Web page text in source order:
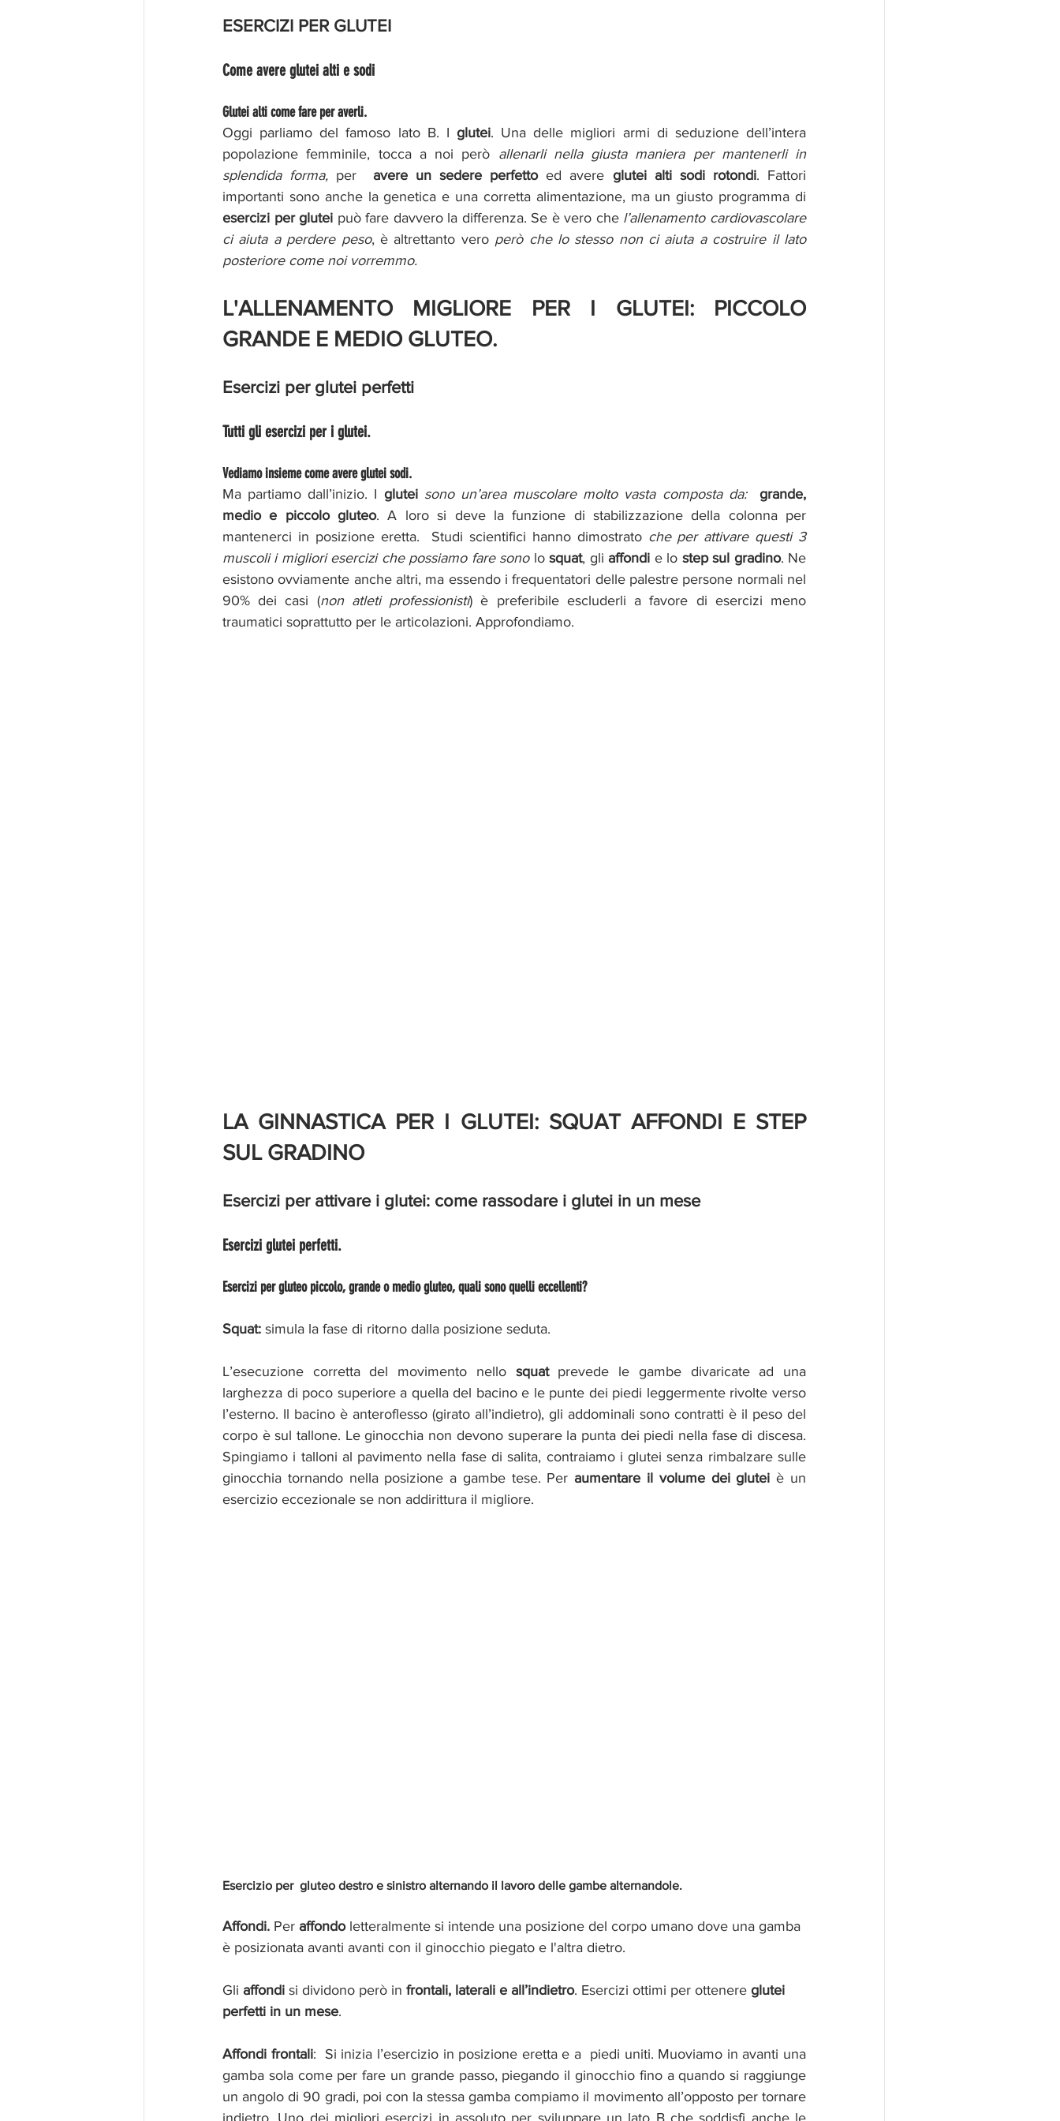
ESERCIZI PER GLUTEI
Come avere glutei alti e sodi
Glutei alti come fare per averli.
Oggi parliamo del famoso lato B. I glutei. Una delle migliori armi di seduzione dell’intera
popolazione femminile, tocca a noi però allenarli nella giusta maniera per mantenerli in
splendida forma, per avere un sedere perfetto ed avere glutei alti sodi rotondi. Fattori
esercizi per glutei può fare davvero la differenza. Se è vero che l’allenamento cardiovascolare
ci aiuta a perdere peso, è altrettanto vero però che lo stesso non ci aiuta a costruire il lato
posteriore come noi vorremmo.
L'ALLENAMENTO MIGLIORE PER I GLUTEI: PICCOLO
GRANDE E MEDIO GLUTEO.
Esercizi per glutei perfetti
Tutti gli esercizi per i glutei.
Vediamo insieme come avere glutei sodi.
Ma partiamo dall’inizio. I glutei sono un’area muscolare molto vasta composta da:
grande,
medio e piccolo gluteo. A loro si deve la funzione di stabilizzazione della colonna per
mantenerci in posizione eretta.  Studi scientifici hanno dimostrato che per attivare questi 3
muscoli i migliori esercizi che possiamo fare sono lo squat, gli affondi e lo step sul gradino. Ne
esistono ovviamente anche altri, ma essendo i frequentatori delle palestre persone normali nel
90% dei casi (non atleti professionisti) è preferibile escluderli a favore di esercizi meno
traumatici soprattutto per le articolazioni. Approfondiamo.
LA GINNASTICA PER I GLUTEI: SQUAT AFFONDI E STEP
SUL GRADINO
Esercizi per attivare i glutei: come rassodare i glutei in un mese
Esercizi glutei perfetti.
Esercizi per gluteo piccolo, grande o medio gluteo, quali sono quelli eccellenti?
Squat: simula la fase di ritorno dalla posizione seduta.
L’esecuzione corretta del movimento nello squat prevede le gambe divaricate ad una
larghezza di poco superiore a quella del bacino e le punte dei piedi leggermente rivolte verso
l’esterno. Il bacino è anteroflesso (girato all’indietro), gli addominali sono contratti è il peso del
corpo è sul tallone. Le ginocchia non devono superare la punta dei piedi nella fase di discesa.
Spingiamo i talloni al pavimento nella fase di salita, contraiamo i glutei senza rimbalzare sulle
ginocchia tornando nella posizione a gambe tese. Per aumentare il volume dei glutei è un
esercizio eccezionale se non addirittura il migliore.
Esercizio per  gluteo destro e sinistro alternando il lavoro delle gambe alternandole.
Affondi. Per affondo letteralmente si intende una posizione del corpo umano dove una gamba
è posizionata avanti avanti con il ginocchio piegato e l'altra dietro.
Gli affondi si dividono però in frontali, laterali e all’indietro. Esercizi ottimi per ottenere glutei
perfetti in un mese.
Affondi frontali:  Si inizia l’esercizio in posizione eretta e a  piedi uniti. Muoviamo in avanti una
gamba sola come per fare un grande passo, piegando il ginocchio fino a quando si raggiunge
un angolo di 90 gradi, poi con la stessa gamba compiamo il movimento all’opposto per tornare
indietro. Uno dei migliori esercizi in assoluto per sviluppare un lato B che soddisfi anche le